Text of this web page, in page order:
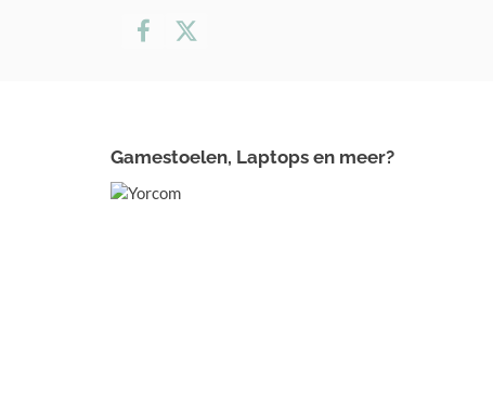
Gamestoelen, Laptops en meer?